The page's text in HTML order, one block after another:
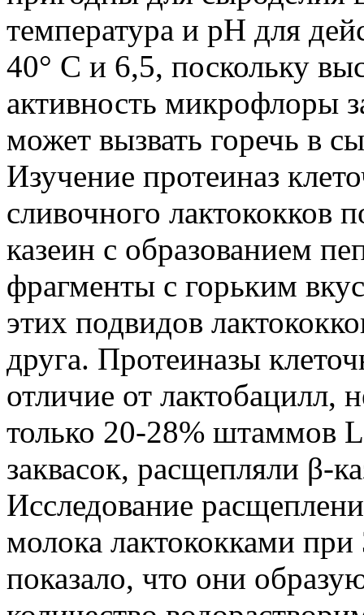
температура и pH для
40° С и 6,5, поскольку
активность микрофлоры
может вызвать горечь в
Изучение протеиназ
сливочного лактококков
казеин с образованием
фрагменты с горьким
этих подвидов
друга. Протеиназы
отличие от лактобацилл,
только 20-28% штаммов
заквасок, расщепляли β-
Исследование
молока лактококками
показало, что они